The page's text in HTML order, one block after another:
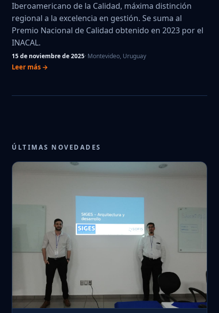
Iberoamericano de la Calidad, máxima distinción
regional a la excelencia en gestión. Se suma al
Premio Nacional de Calidad obtenido en 2023 por el
INACAL.
15 de noviembre de 2025· Montevideo, Uruguay
Leer más →
ÚLTIMAS NOVEDADES